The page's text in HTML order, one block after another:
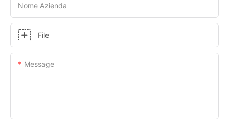
Nome Azienda
File
Message